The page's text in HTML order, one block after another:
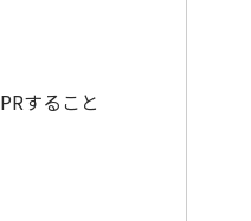
PRすること